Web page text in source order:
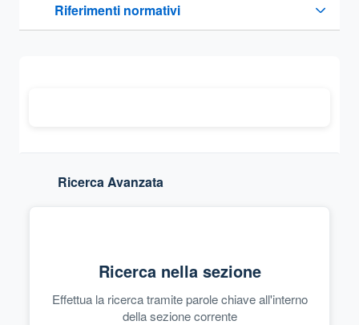
Riferimenti normativi
Sezione compressa
Ricerca Avanzata
Ricerca nella sezione
Effettua la ricerca tramite parole chiave all'interno
della sezione corrente